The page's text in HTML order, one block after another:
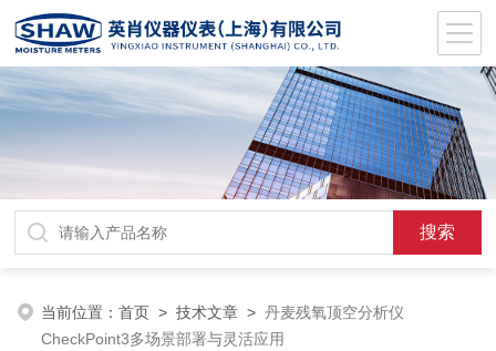
当前位置：首页 >技术文章 >丹麦残氧顶空分析仪
CheckPoint3多场景部署与灵活应用